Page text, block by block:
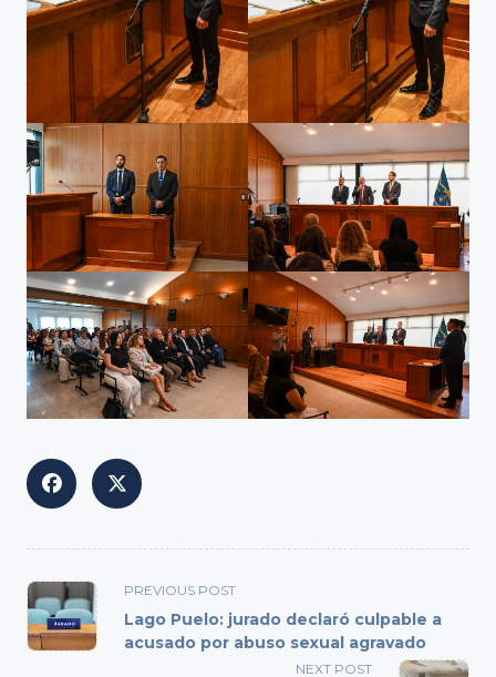
<span
class="nav-
subtitle
PREVIOUS POST
Lago Puelo: jurado declaró culpable a
acusado por abuso sexual agravado
NEXT POST